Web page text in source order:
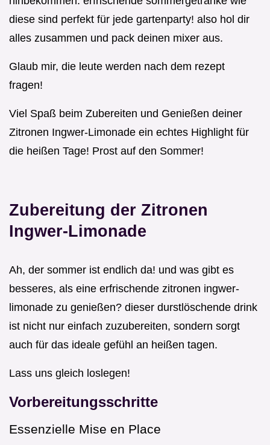
diese sind perfekt für jede gartenparty! also hol dir
alles zusammen und pack deinen mixer aus.
Glaub mir, die leute werden nach dem rezept
fragen!
Viel Spaß beim Zubereiten und Genießen deiner
Zitronen Ingwer-Limonade ein echtes Highlight für
die heißen Tage! Prost auf den Sommer!
Zubereitung der Zitronen
Ingwer-Limonade
Ah, der sommer ist endlich da! und was gibt es
besseres, als eine erfrischende zitronen ingwer-
limonade zu genießen? dieser durstlöschende drink
ist nicht nur einfach zuzubereiten, sondern sorgt
auch für das ideale gefühl an heißen tagen.
Lass uns gleich loslegen!
Vorbereitungsschritte
Essenzielle Mise en Place